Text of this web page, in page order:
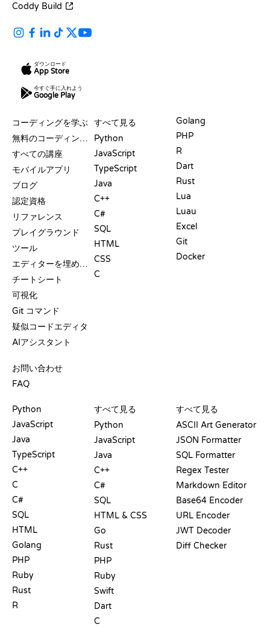
Coddy Build
ダウンロード
App Store
今すぐ手に入れよう
Google Play
コーディングを学ぶ
無料のコーディングサイト
すべての講座
モバイルアプリ
ブログ
認定資格
リファレンス
プレイグラウンド
ツール
エディターを埋め込む
チートシート
可視化
Git コマンド
疑似コードエディタ
AIアシスタント
お問い合わせ
FAQ
すべて見る
Python
JavaScript
TypeScript
Java
C++
C#
SQL
HTML
CSS
C
Golang
PHP
R
Dart
Rust
Lua
Luau
Excel
Git
Docker
Python
JavaScript
Java
TypeScript
C++
C
C#
SQL
HTML
Golang
PHP
Ruby
Rust
R
すべて見る
Python
JavaScript
Java
C++
C#
SQL
HTML & CSS
Go
Rust
PHP
Ruby
Swift
Dart
C
すべて見る
ASCII Art Generator
JSON Formatter
SQL Formatter
Regex Tester
Markdown Editor
Base64 Encoder
URL Encoder
JWT Decoder
Diff Checker